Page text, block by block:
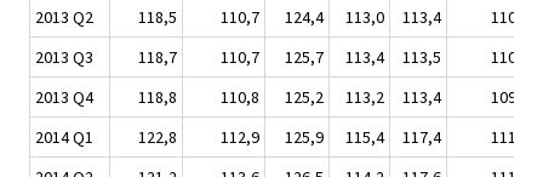
2013 Q2
118,5 110,7 124,4 113,0 113,4
110,4
2013 Q3
118,7 110,7 125,7 113,4 113,5
110,3
2013 Q4
118,8 110,8 125,2 113,2 113,4
109,7
2014 Q1
122,8 112,9 125,9 115,4 117,4
111,0